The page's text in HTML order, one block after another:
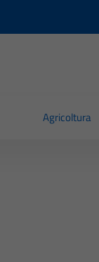
Agricoltura